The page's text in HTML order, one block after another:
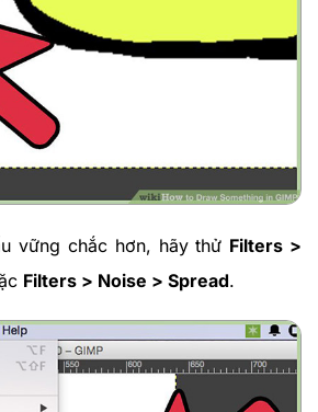
vững chắc hơn, hãy thử Filters >
Filters > Noise > Spread.